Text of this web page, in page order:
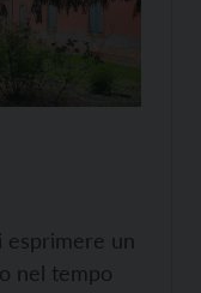
esprimere un
nel tempo